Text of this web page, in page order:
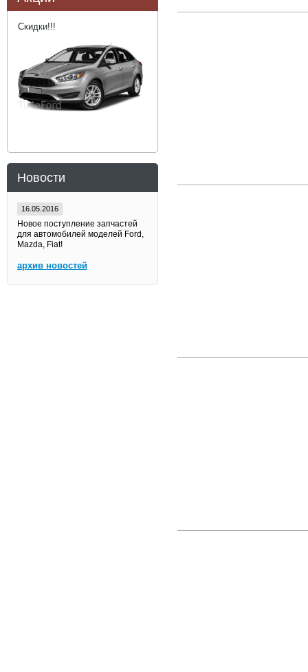
Скидки!!!
Новости
16.05.2016
Новое поступление запчастей
для автомобилей моделей Ford,
Mazda, Fiat!
архив новостей